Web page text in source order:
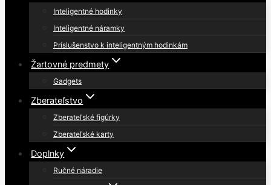
Inteligentné hodinky
Inteligentné náramky
Príslušenstvo k inteligentným hodinkám
Žartovné predmety
Gadgets
Zberateľstvo
Zberateľské figúrky
Zberateľské karty
Doplnky
Ručné náradie